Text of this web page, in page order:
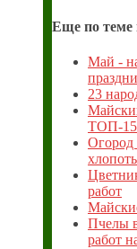
Еще по теме
Май -
23
ТОП-15
Огород
работ
Пчелы
работ